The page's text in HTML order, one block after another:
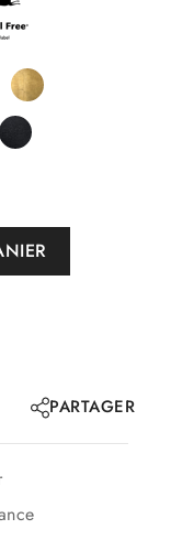
PARTAGER